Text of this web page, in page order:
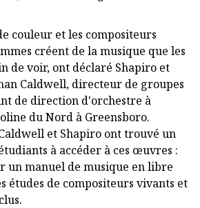
couleur et les compositeurs
créent de la musique que les
de voir, ont déclaré Shapiro et
Caldwell, directeur de groupes
de direction d'orchestre à
du Nord à Greensboro.
et Shapiro ont trouvé un
à accéder à ces œuvres :
un manuel de musique en libre
études de compositeurs vivants et